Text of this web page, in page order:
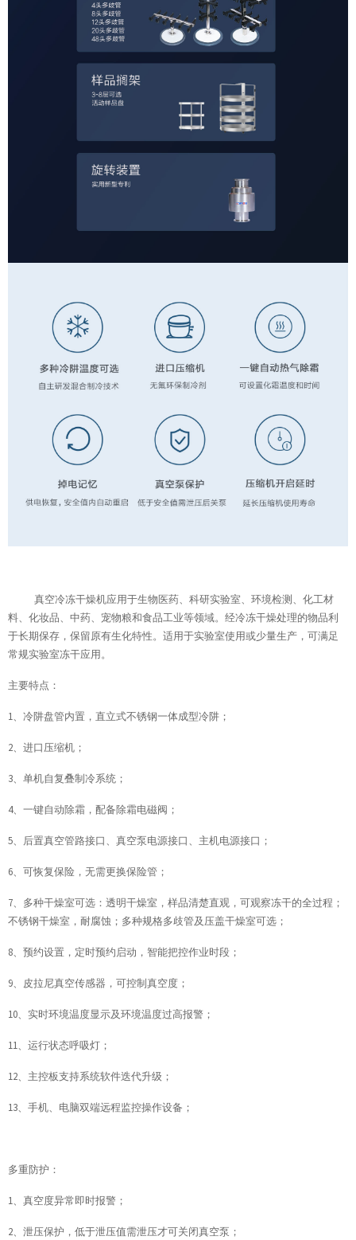
真空冷冻干燥机应用于生物医药、科研实验室、环境检测、化工材
料、化妆品、中药、宠物粮和食品工业等领域。经冷冻干燥处理的物品利
于长期保存，保留原有生化特性。适用于实验室使用或少量生产，可满足
常规实验室冻干应用。
主要特点：
1、冷阱盘管内置，直立式不锈钢一体成型冷阱；
2、进口压缩机；
3、单机自复叠制冷系统；
4、一键自动除霜，配备除霜电磁阀；
5、后置真空管路接口、真空泵电源接口、主机电源接口；
6、可恢复保险，无需更换保险管；
7、多种干燥室可选：透明干燥室，样品清楚直观，可观察冻干的全过程；
不锈钢干燥室，耐腐蚀；多种规格多歧管及压盖干燥室可选；
8、预约设置，定时预约启动，智能把控作业时段；
9、皮拉尼真空传感器，可控制真空度；
10、实时环境温度显示及环境温度过高报警；
11、运行状态呼吸灯；
12、主控板支持系统软件迭代升级；
13、手机、电脑双端远程监控操作设备；
多重防护：
1、真空度异常即时报警；
2、泄压保护，低于泄压值需泄压才可关闭真空泵；